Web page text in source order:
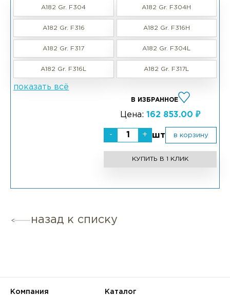
A182 Gr. F304 A182 Gr. F304H
A182 Gr. F316 A182 Gr. F316H
A182 Gr. F317 A182 Gr. F304L
A182 Gr. F316L A182 Gr. F317L
показать всё
В ИЗБРАННОЕ
Цена: 162 853.00 ₽
- + шт в корзину
КУПИТЬ В 1 КЛИК
назад к списку
Компания Каталог